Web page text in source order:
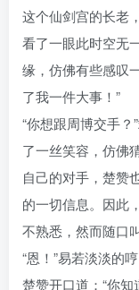
这个仙剑宫的长老
看了一眼此时空无
缘，仿佛有些感叹
了我一件大事！”
“你想跟周博交手
了一丝笑容，仿佛
自己的对手，楚赞
的一切信息。因此
不熟悉，然而随口
“恩！”易若淡淡的
楚赞开口道：“你